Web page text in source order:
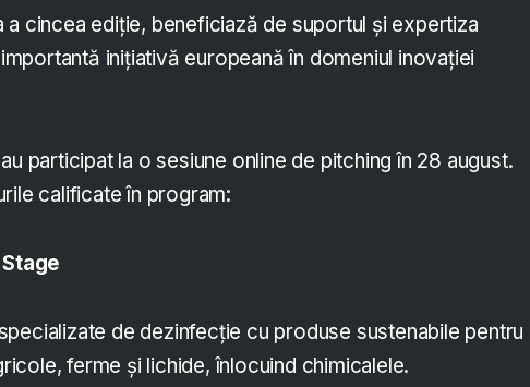
a cincea ediție, beneficiază de suportul și expertiza
inițiativă europeană în domeniul inovației
participat la o sesiune online de pitching în 28 august.
calificate în program:
de dezinfecție cu produse sustenabile pentru
ferme și lichide, înlocuind chimicalele.